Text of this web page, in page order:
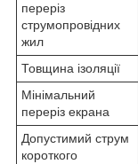
переріз
струмопровідних
жил
Товщина ізоляції
Мінімальний
переріз екрана
Допустимий струм
короткого